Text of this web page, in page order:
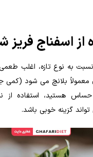
به نوع تازه، اغلب طعمی
بلانچ می شود (کمی
هستید، استفاده از
گزینه خوبی باشد.